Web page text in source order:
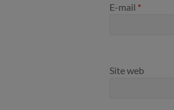
E-mail *
Site web